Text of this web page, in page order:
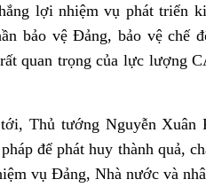
lợi nhiệm vụ phát triển
bảo vệ Đảng, bảo vệ chế
quan trọng của lực lượng
Thủ tướng Nguyễn Xuân
để phát huy thành quả,
vụ Đảng, Nhà nước và